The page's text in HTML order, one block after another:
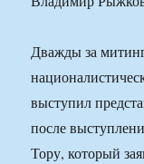
Дважды за
выступил
после
Тору, который